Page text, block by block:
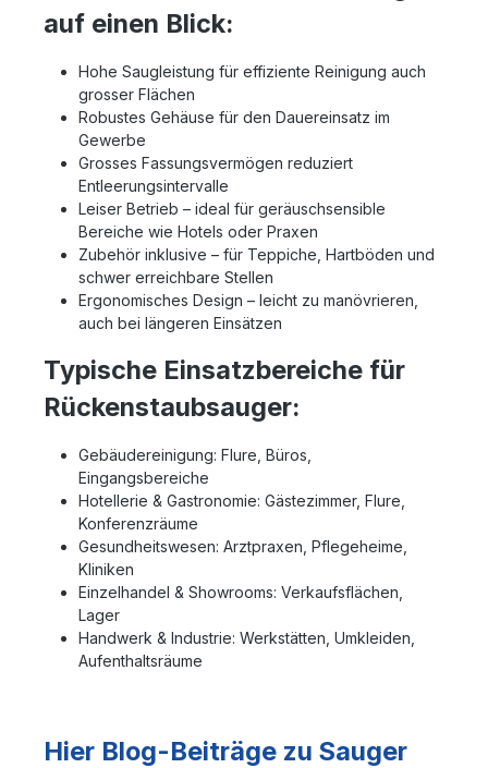
VP300 bedeutet weniger Beutelwechsel
und kürzere Ausfallzeiten. Niedrige Kosten –
Gesamtbetriebskosten für maximalen
Nutzen und höchste Effizienz.
Ergonomischer Tragegriff – verbessert den
Komfort, die Kontrolle und reduziert die
Belastung während der Verwendung und
des Transports. Austauschbares Kabel mit
Aufbewahrung – für eine schnelle
Inbetriebnahme, verhedderungsfreie
Aufbewahrung und längere
Kabellebensdauer. Optimierter Luftstrom
durch konischen Schlauch – verbessert die
Energieeffizienz und Saugkraft bei
gleichzeitiger Reduzierung von
Verstopfungen, gewährleistet
Wartung. Werkzeugloser Zugang zum
HEPA-Filter (bei ausgewählten Modellen) –
erleichtert die Wartung und sorgt für eine
leistungsstarke Luftfiltration. Hellblaue
schulungsfreie, intuitive Bedienung, ideal
bei häufigem Personalwechsel.
Schützender Stossfänger und
Rohrhalterung – verhindern
Beschädigungen an Wänden, Möbeln und
der Maschine, ideal für stark frequentierte
Bereiche und die Reinigung in engen
Räumen.
auf einen Blick:
Hohe Saugleistung für effiziente Reinigung auch
grosser Flächen
Robustes Gehäuse für den Dauereinsatz im
Gewerbe
Grosses Fassungsvermögen reduziert
Entleerungsintervalle
Leiser Betrieb – ideal für geräuschsensible
Bereiche wie Hotels oder Praxen
Zubehör inklusive – für Teppiche, Hartböden und
schwer erreichbare Stellen
Ergonomisches Design – leicht zu manövrieren,
auch bei längeren Einsätzen
Typische Einsatzbereiche für
Rückenstaubsauger:
Gebäudereinigung: Flure, Büros,
Eingangsbereiche
Hotellerie & Gastronomie: Gästezimmer, Flure,
Konferenzräume
Gesundheitswesen: Arztpraxen, Pflegeheime,
Kliniken
Einzelhandel & Showrooms: Verkaufsflächen,
Lager
Handwerk & Industrie: Werkstätten, Umkleiden,
Aufenthaltsräume
Hier Blog-Beiträge zu Sauger